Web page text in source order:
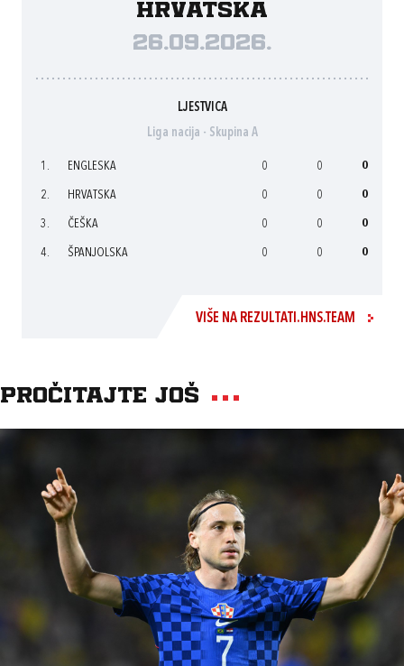
Hrvatska
26.09.2026.
LJESTVICA
Liga nacija - Skupina A
1. ENGLESKA 0 0 0
2. HRVATSKA 0 0 0
3. ČEŠKA 0 0 0
4. ŠPANJOLSKA 0 0 0
VIŠE NA REZULTATI.HNS.TEAM
Pročitajte još